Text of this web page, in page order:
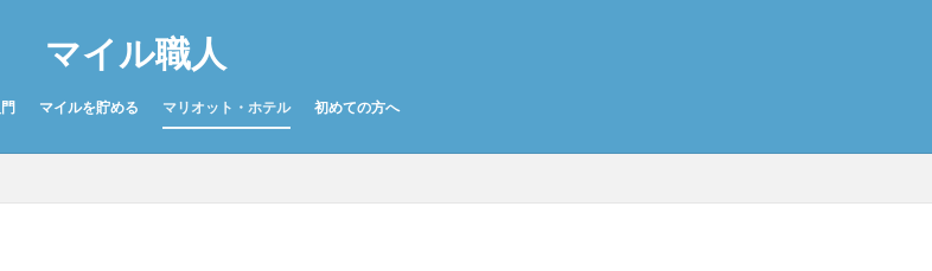
マイル職人
マイルを貯める マリオット・ホテル 初めての方へ